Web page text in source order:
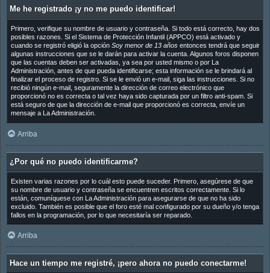
Me he registrado ¡y no me puedo identificar!
Primero, verifique su nombre de usuario y contraseña. Si todo está correcto, hay dos
posibles razones. Si el Sistema de Protección Infantil (APPCO) está activado y
cuando se registró eligió la opción Soy menor de 13 añosentonces tendrá que seguir
algunas instrucciones que se le darán para activar la cuenta. Algunos foros disponen
que las cuentas deben ser activadas, ya sea por usted mismo o por La
Administración, antes de que pueda identificarse; esta información se le brindará al
finalizar el proceso de registro. Si se le envió un e-mail, siga las instrucciones. Si no
recibió ningún e-mail, seguramente la dirección de correo electrónico que
proporcionó no es correcta o tal vez haya sido capturada por un filtro anti-spam. Si
está seguro de que la dirección de e-mail que proporcionó es correcta, envíe un
mensaje a La Administración.
Arriba
¿Por qué no puedo identificarme?
Existen varias razones por lo cuál esto puede suceder. Primero, asegúrese de que
su nombre de usuario y contraseña se encuentren escritos correctamente. Si lo
están, comuníquese con La Administración para asegurarse de que no ha sido
excluido. También es posible que el foro esté mal configurado por su dueño y/o tenga
fallos en la programación, por lo que necesitaría ser reparado.
Arriba
Hace un tiempo me registré, ¡pero ahora no puedo conectarme!